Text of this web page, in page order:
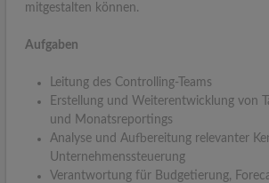
mitgestalten können.
Aufgaben
Leitung des Controlling-Teams
Erstellung und Weiterentwicklung von
und Monatsreportings
Analyse und Aufbereitung relevanter
Unternehmenssteuerung
Verantwortung für Budgetierung,